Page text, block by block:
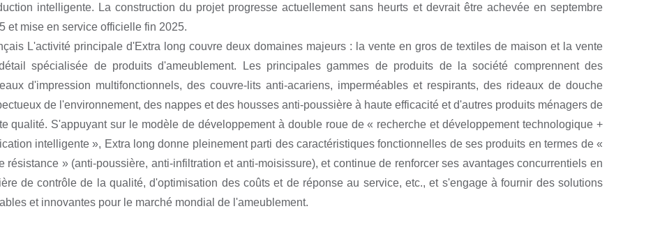
intelligente. La construction du projet progresse actuellement sans heurts et devrait être achevée en septembre
et mise en service officielle fin 2025.
L'activité principale d'Extra long couvre deux domaines majeurs : la vente en gros de textiles de maison et la vente
spécialisée de produits d'ameublement. Les principales gammes de produits de la société comprennent des
d'impression multifonctionnels, des couvre-lits anti-acariens, imperméables et respirants, des rideaux de douche
de l'environnement, des nappes et des housses anti-poussière à haute efficacité et d'autres produits ménagers de
qualité. S'appuyant sur le modèle de développement à double roue de « recherche et développement technologique +
intelligente », Extra long donne pleinement parti des caractéristiques fonctionnelles de ses produits en termes de «
résistance » (anti-poussière, anti-infiltration et anti-moisissure), et continue de renforcer ses avantages concurrentiels en
de contrôle de la qualité, d'optimisation des coûts et de réponse au service, etc., et s'engage à fournir des solutions
et innovantes pour le marché mondial de l'ameublement.